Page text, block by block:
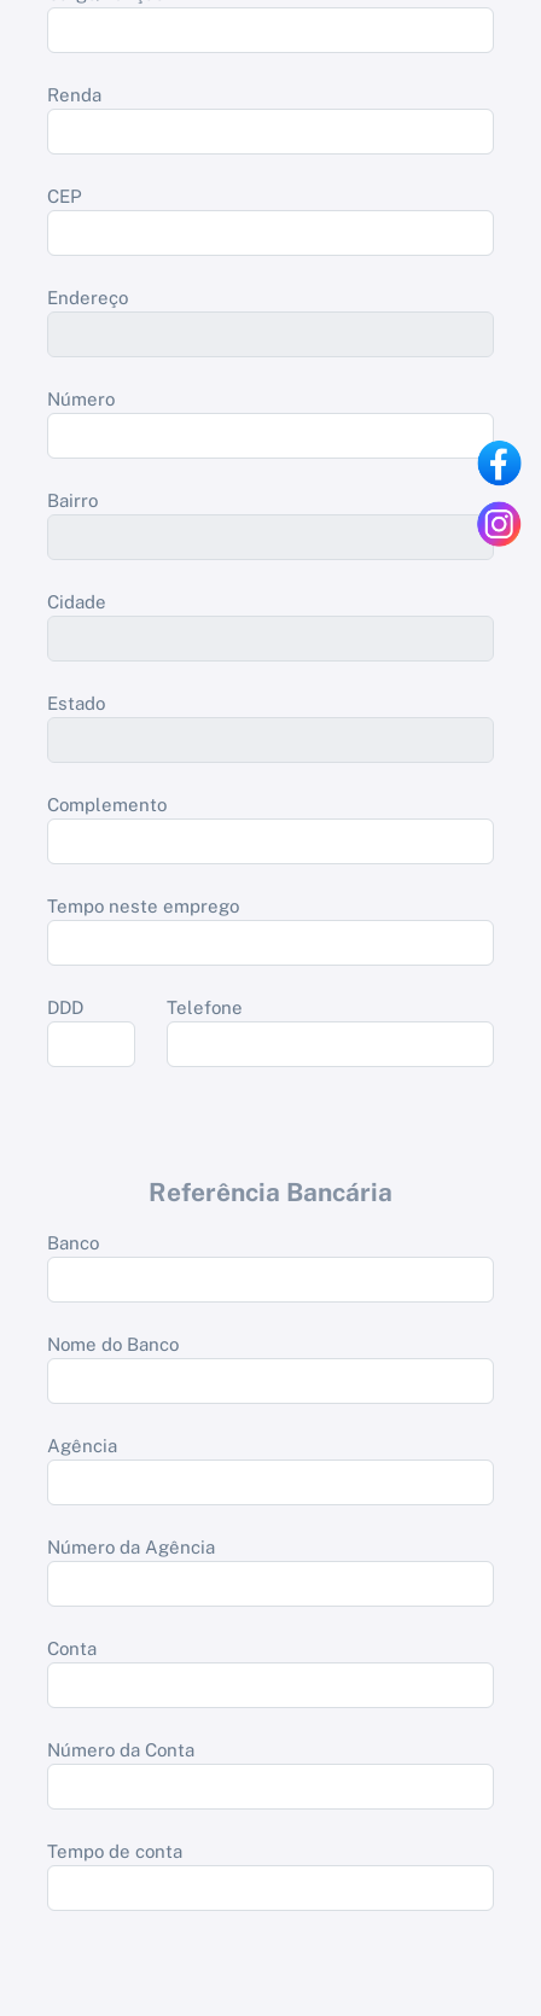
Renda
CEP
Endereço
Número
Bairro
Cidade
Estado
Complemento
Tempo neste emprego
DDD Telefone
Referência Bancária
Banco
Nome do Banco
Agência
Número da Agência
Conta
Número da Conta
Tempo de conta